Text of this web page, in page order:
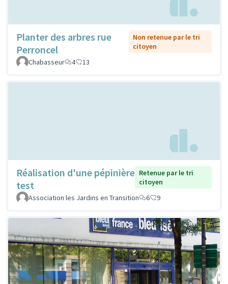
Planter des arbres rue
Perroncel
Non retenue par le tri
citoyen
Chabasseur
4 13
Réalisation d'une pépinière
test
Retenue par le tri
citoyen
Association les Jardins en Transition
6 9